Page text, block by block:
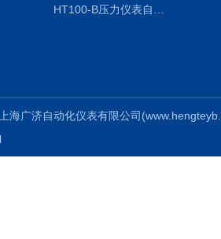
海广济自动化仪表有限公司